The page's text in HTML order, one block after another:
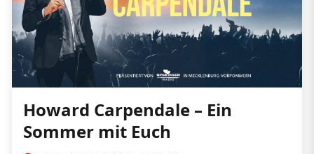
Howard Carpendale – Ein
Sommer mit Euch